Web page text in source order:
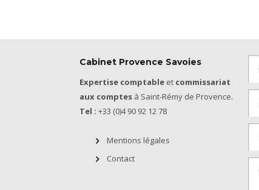
Cabinet Provence Savoies
Expertise comptable et commissariat
aux comptes à Saint-Rémy de Provence.
Tel : +33 (0)4 90 92 12 78
Mentions légales
Contact